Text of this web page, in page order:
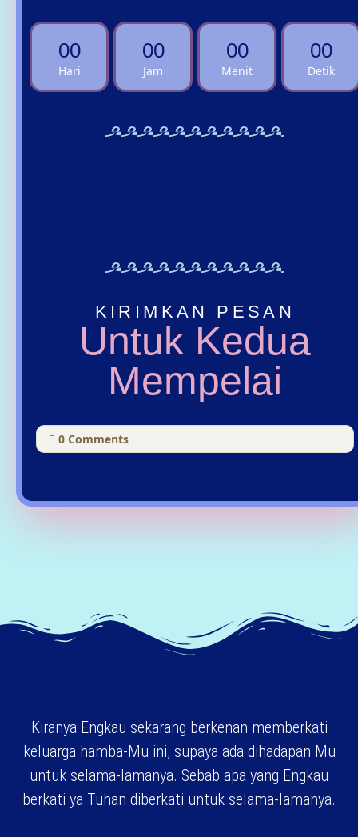
00
Hari
00
Jam
00
Menit
00
Detik
KIRIMKAN PESAN
Untuk Kedua
Mempelai
0 Comments
Kiranya Engkau sekarang berkenan memberkati
keluarga hamba-Mu ini, supaya ada dihadapan Mu
untuk selama-lamanya. Sebab apa yang Engkau
berkati ya Tuhan diberkati untuk selama-lamanya.